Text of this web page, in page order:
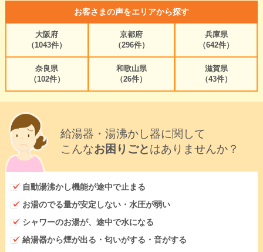
お客さまの声をエリアから探す
大阪府
（1043件）
京都府
（296件）
兵庫県
（642件）
奈良県
（102件）
和歌山県
（26件）
滋賀県
（43件）
給湯器・湯沸かし器に関して
こんなお困りごとはありませんか？
自動湯沸かし機能が途中で止まる
お湯のでる量が安定しない・水圧が弱い
シャワーのお湯が、途中で水になる
給湯器から煙が出る・匂いがする・音がする